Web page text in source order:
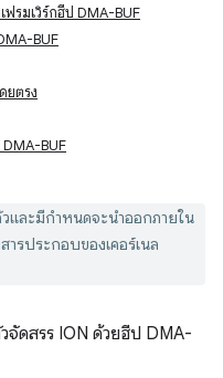
ฟรมเวิร์กฮีป DMA-BUF
BUF
ยตรง
BUF
วและมีกำหนดจะนำออกภายใน
รประกอบของเคอร์เนล
ดสรร ION ด้วยฮีป DMA-